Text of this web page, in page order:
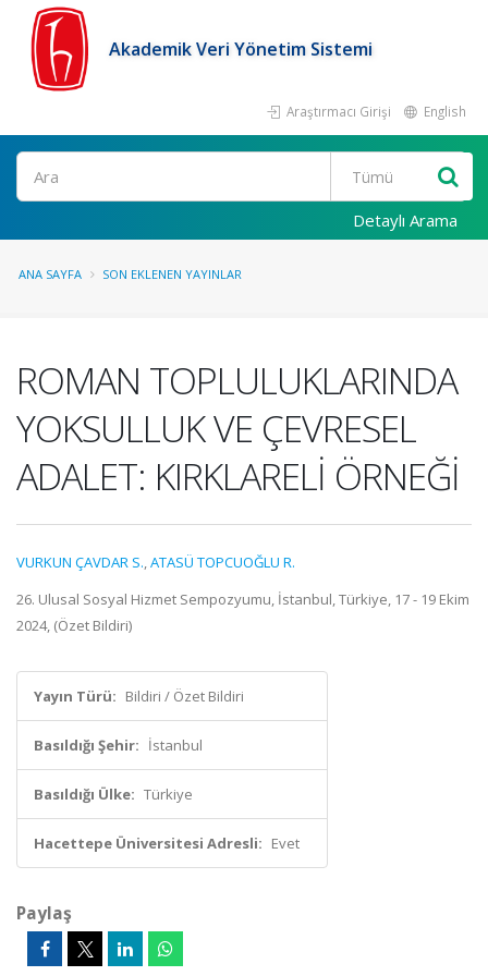
Akademik Veri Yönetim Sistemi
Araştırmacı Girişi English
Ara
Detaylı Arama
ANA SAYFA SON EKLENEN YAYINLAR
ROMAN TOPLULUKLARINDA
YOKSULLUK VE ÇEVRESEL
ADALET: KIRKLARELİ ÖRNEĞİ
VURKUN ÇAVDAR S.,ATASÜ TOPCUOĞLU R.
26. Ulusal Sosyal Hizmet Sempozyumu, İstanbul, Türkiye, 17 - 19 Ekim
2024, (Özet Bildiri)
Yayın Türü: Bildiri / Özet Bildiri
Basıldığı Şehir: İstanbul
Basıldığı Ülke: Türkiye
Hacettepe Üniversitesi Adresli: Evet
Paylaş